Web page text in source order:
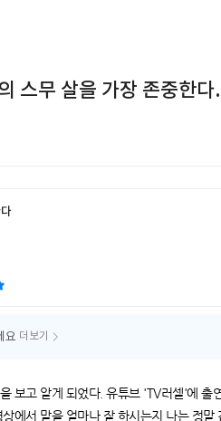
스무 살을 가장 존중한다.
요 더보기
보고 알게 되었다. 유튜브 'TV러셀'에 출
에서 말을 얼마나 잘 하시는지 나는 정말